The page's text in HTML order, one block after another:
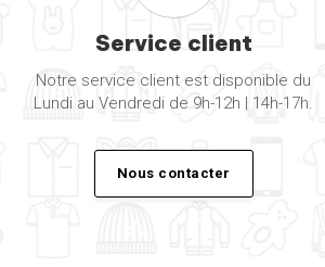
Service client
Notre service client est disponible du
Lundi au Vendredi de 9h-12h | 14h-17h.
Nous contacter